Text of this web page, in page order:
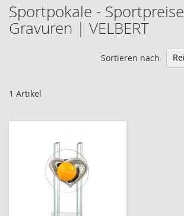
Sportpokale -
Gravuren | VELBERT
1 Artikel
Sortieren nach